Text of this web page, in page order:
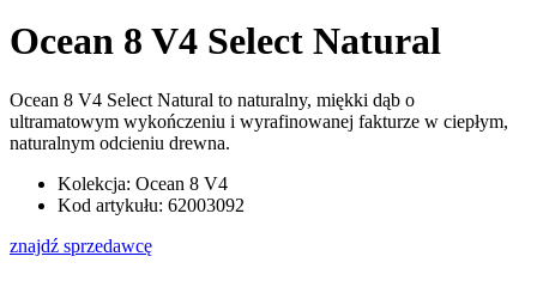
Ocean 8 V4 Select Natural
Ocean 8 V4 Select Natural to naturalny, miękki dąb o
ultramatowym wykończeniu i wyrafinowanej fakturze w ciepłym,
naturalnym odcieniu drewna.
Kolekcja: Ocean 8 V4
Kod artykułu: 62003092
znajdź sprzedawcę